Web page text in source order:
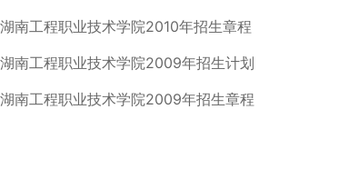
湖南工程职业技术学院2010年招生章程
湖南工程职业技术学院2009年招生计划
湖南工程职业技术学院2009年招生章程